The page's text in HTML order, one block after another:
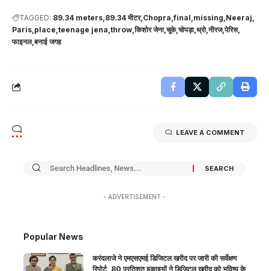
TAGGED: 89.34 meters 89.34 मीटर Chopra final missing Neeraj
Paris place teenage jena throw किशोर जेना चूके चोपड़ा थ्रो नीरज पेरिस
फाइनल बनाई जगह
LEAVE A COMMENT
- ADVERTISEMENT -
Popular News
करंदलाजे ने एमएसएमई डिजिटल खरीद पर जारी की सर्वेक्षण
रिपोर्ट, 80 प्रतिशत इकाइयों ने डिजिटल खरीद को भविष्य के